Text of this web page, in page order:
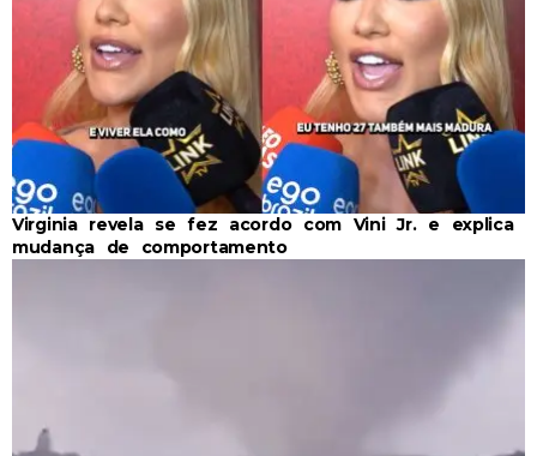
Virginia revela se fez acordo com Vini Jr. e explica
mudança de comportamento